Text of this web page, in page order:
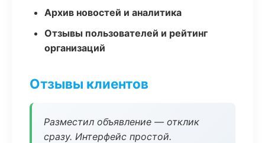
Архив новостей и аналитика
Отзывы пользователей и рейтинг
организаций
Отзывы клиентов
Разместил объявление — отклик
сразу. Интерфейс простой.